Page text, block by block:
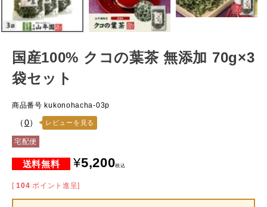
国産100% クコの葉茶 無添加 70g×3
袋セット
商品番号 kukonohacha-03p
（0） レビューを見る
宅配便
¥5,200税込
[ 104 ポイント進呈]